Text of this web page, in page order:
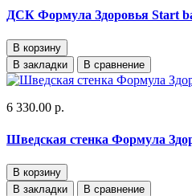
ДСК Формула Здоровья Start
В корзину
В закладки
В сравнение
6 330.00 р.
Шведская стенка Формула
В корзину
В закладки
В сравнение